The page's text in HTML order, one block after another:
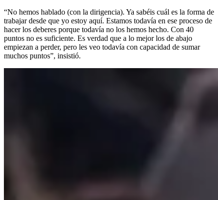
“No hemos hablado (con la dirigencia). Ya sabéis cuál es la forma de
trabajar desde que yo estoy aquí. Estamos todavía en ese proceso de
hacer los deberes porque todavía no los hemos hecho. Con 40
puntos no es suficiente. Es verdad que a lo mejor los de abajo
empiezan a perder, pero les veo todavía con capacidad de sumar
muchos puntos”, insistió.